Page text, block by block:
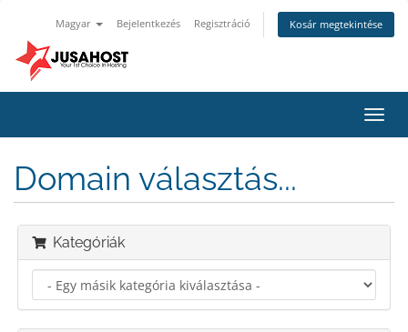
Magyar Bejelentkezés Regisztráció Kosár megtekintése
a
Domain választás...
Kategóriák